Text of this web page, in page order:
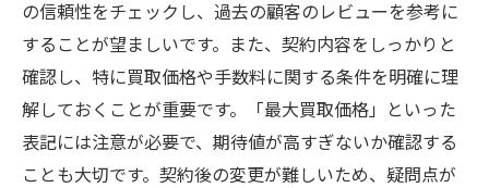
の信頼性をチェックし、過去の顧客のレビューを参考に
することが望ましいです。また、契約内容をしっかりと
確認し、特に買取価格や手数料に関する条件を明確に理
解しておくことが重要です。「最大買取価格」といった
表記には注意が必要で、期待値が高すぎないか確認する
ことも大切です。契約後の変更が難しいため、疑問点が